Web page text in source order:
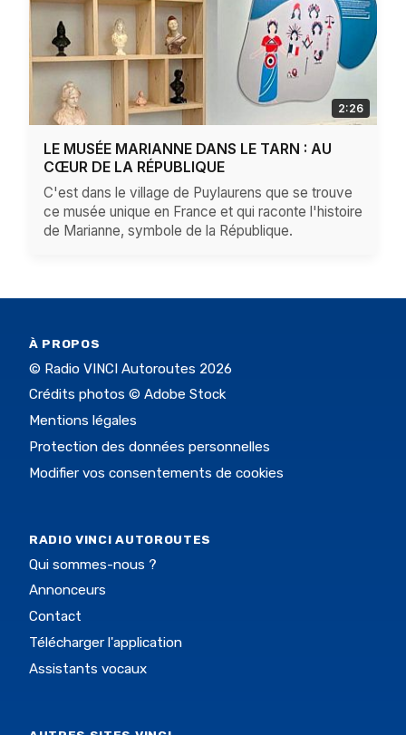
2:26
LE MUSÉE MARIANNE DANS LE TARN : AU
CŒUR DE LA RÉPUBLIQUE
C'est dans le village de Puylaurens que se trouve
ce musée unique en France et qui raconte l'histoire
de Marianne, symbole de la République.
À PROPOS
© Radio VINCI Autoroutes 2026
Crédits photos © Adobe Stock
Mentions légales
Protection des données personnelles
Modifier vos consentements de cookies
RADIO VINCI AUTOROUTES
Qui sommes-nous ?
Annonceurs
Contact
Télécharger l'application
Assistants vocaux